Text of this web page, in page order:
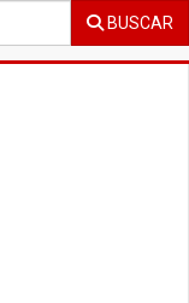
BUSCAR